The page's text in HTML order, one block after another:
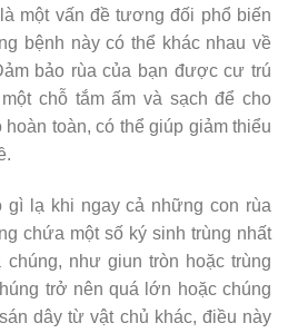
một vấn đề tương đối phổ biến
bệnh này có thể khác nhau về
bảo rùa của bạn được cư trú
chỗ tắm ấm và sạch để cho
toàn, có thể giúp giảm thiểu
gì lạ khi ngay cả những con rùa
chứa một số ký sinh trùng nhất
như giun tròn hoặc trùng
trở nên quá lớn hoặc chúng
dây từ vật chủ khác, điều này